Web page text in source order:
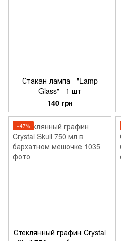
Стакан-лампа - "Lamp
Glass" - 1 шт
140 грн
−47%
Стеклянный графин Crystal